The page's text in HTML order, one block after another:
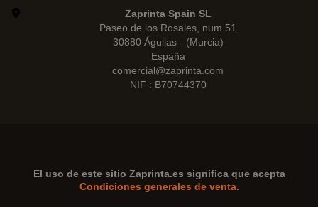
Zaprinta Spain SL
Paseo de los Rosales, num 51
30880 Águilas - (Murcia)
España
comercial@zaprinta.com
NIF : B70744370
El uso de este sitio Zaprinta.es significa que acepta
Condiciones generales de venta.